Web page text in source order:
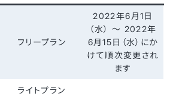
フリープラン
2022年6月1日
（水） 〜 2022年
6月15日（水）にか
けて順次変更され
ます
ライトプラン